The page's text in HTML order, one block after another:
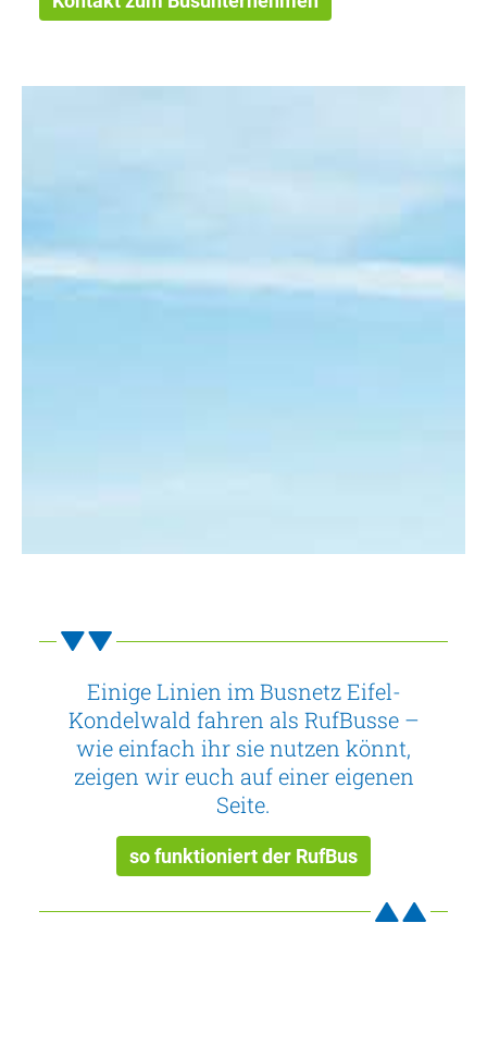
Einige Linien im Busnetz Eifel-
Kondelwald fahren als RufBusse –
wie einfach ihr sie nutzen könnt,
zeigen wir euch auf einer eigenen
Seite.
so funktioniert der RufBus